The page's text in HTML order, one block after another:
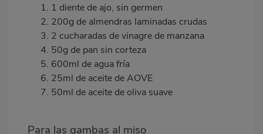
1 diente de ajo, sin germen
200g de almendras laminadas crudas
2 cucharadas de vinagre de manzana
50g de pan sin corteza
600ml de agua fría
25ml de aceite de AOVE
50ml de aceite de oliva suave
Para las gambas al miso